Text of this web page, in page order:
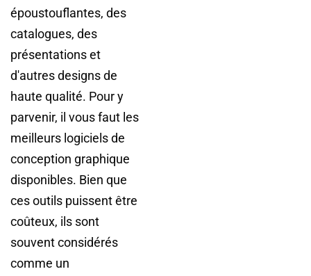
époustouflantes, des
catalogues, des
présentations et
d'autres designs de
haute qualité. Pour y
parvenir, il vous faut les
meilleurs logiciels de
conception graphique
disponibles. Bien que
ces outils puissent être
coûteux, ils sont
souvent considérés
comme un